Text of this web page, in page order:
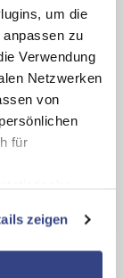
um die
zu
Verwendung
Netzwerken
von
für
Drittanbietern
zeigen